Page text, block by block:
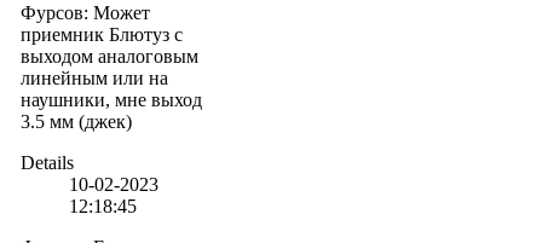
Фурсов: Может
приемник Блютуз с
выходом аналоговым
линейным или на
наушники, мне выход
3.5 мм (джек)
Details
10-02-2023
12:18:45